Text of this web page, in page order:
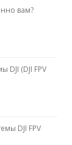
вам?
(DJI FPV
DJI FPV